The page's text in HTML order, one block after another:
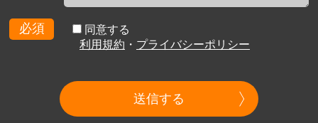
必須
同意する
利用規約 ・ プライバシーポリシー
送信する